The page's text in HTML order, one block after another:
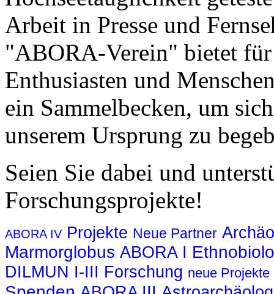
Arbeit in Presse und
"ABORA-Verein" bietet
Enthusiasten und
ein Sammelbecken, um
unserem Ursprung zu
Seien Sie dabei und
Forschungsprojekte!
ABORA IV Projekte Neue Partner
Marmorglobus ABORA I
DILMUN I-III Forschung neue Projekte